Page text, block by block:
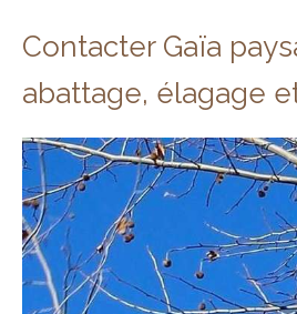
Contacter Gaïa
abattage, élagage